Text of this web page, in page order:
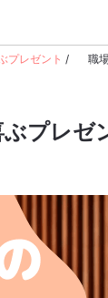
プレゼント / 職
プレ